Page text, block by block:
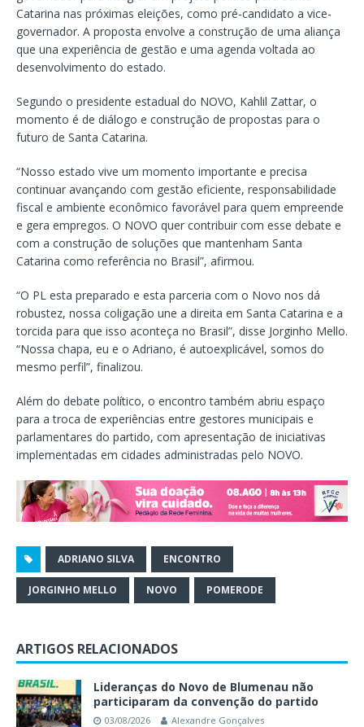
Catarina nas próximas eleições, como pré-candidato a vice-
governador. A proposta envolve a construção de uma aliança
que una experiência de gestão e uma agenda voltada ao
desenvolvimento do estado.
Segundo o presidente estadual do NOVO, Kahlil Zattar, o
momento é de diálogo e construção de propostas para o
futuro de Santa Catarina.
“Nosso estado vive um momento importante e precisa
continuar avançando com gestão eficiente, responsabilidade
fiscal e ambiente econômico favorável para quem empreende
e gera empregos. O NOVO quer contribuir com esse debate e
com a construção de soluções que mantenham Santa
Catarina como referência no Brasil”, afirmou.
“O PL esta preparado e esta parceria com o Novo nos dá
robustez, nossa coligação une a direita em Santa Catarina e a
torcida para que isso aconteça no Brasil”, disse Jorginho Mello.
“Nossa chapa, eu e o Adriano, é autoexplicável, somos do
mesmo perfil”, finalizou.
Além do debate político, o encontro também abriu espaço
para a troca de experiências entre gestores municipais e
parlamentares do partido, com apresentação de iniciativas
implementadas em cidades administradas pelo NOVO.
ADRIANO SILVA ENCONTRO
JORGINHO MELLO NOVO POMERODE
ARTIGOS RELACIONADOS
Lideranças do Novo de Blumenau não
participaram da convenção do partido
03/08/2026 Alexandre Gonçalves